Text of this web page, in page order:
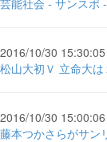
芸能社会 - サンスポ
2016/10/30 15:30:05
松山大初Ｖ 立命大
2016/10/30 15:00:06
藤本つかさらがサン